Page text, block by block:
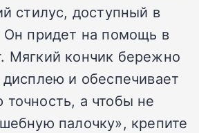
стилус, доступный в
Он придет на помощь в
Мягкий кончик бережно
дисплею и обеспечивает
а чтобы не
палочку», крепите